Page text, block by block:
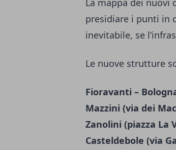
La mappa dei nuovi
presidiare i punti in
inevitabile, se
Le nuove strutture
Fioravanti –
Mazzini (via dei
Zanolini (piazza La
Casteldebole (via